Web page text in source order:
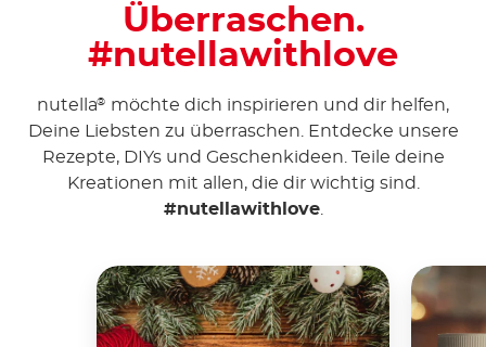
Überraschen.
#nutellawithlove
nutella® möchte dich inspirieren und dir helfen,
Deine Liebsten zu überraschen. Entdecke unsere
Rezepte, DIYs und Geschenkideen. Teile deine
Kreationen mit allen, die dir wichtig sind.
#nutellawithlove.